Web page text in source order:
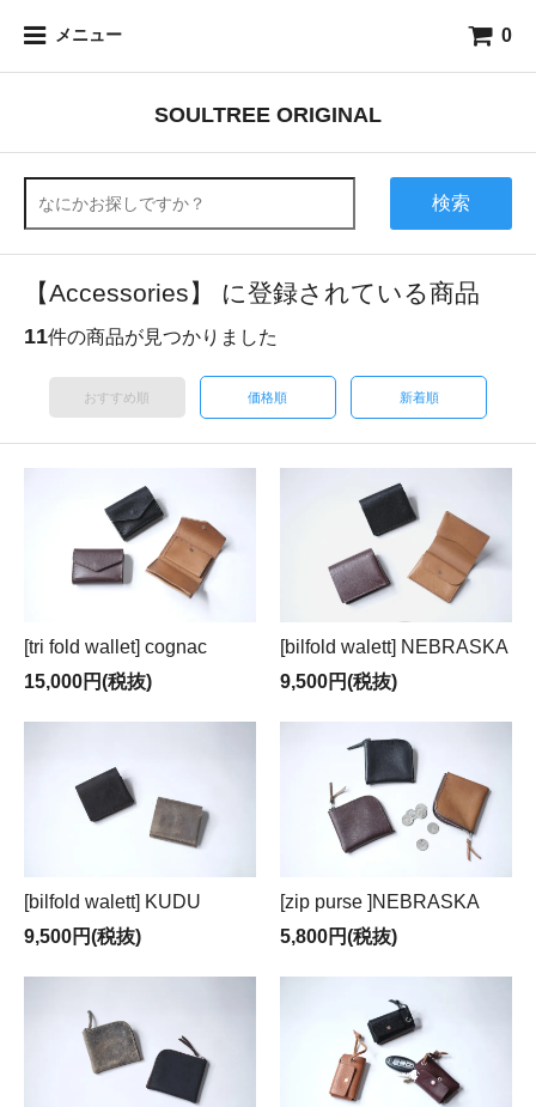
メニュー 0
SOULTREE ORIGINAL
検索
【Accessories】 に登録されている商品
11件の商品が見つかりました
おすすめ順 価格順 新着順
[tri fold wallet] cognac
15,000円(税抜)
[bilfold walett] NEBRASKA
9,500円(税抜)
[bilfold walett] KUDU
9,500円(税抜)
[zip purse ]NEBRASKA
5,800円(税抜)